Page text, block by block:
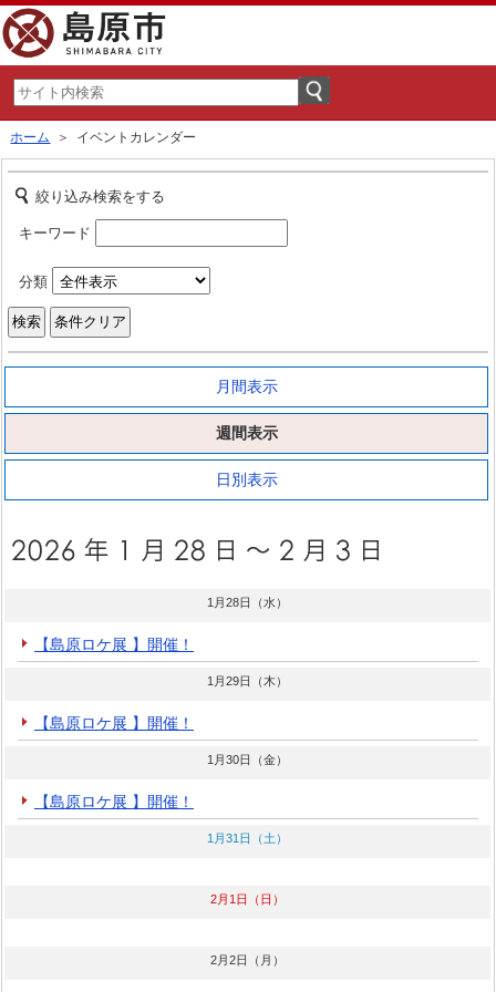
ホーム ＞ イベントカレンダー
絞り込み検索をする
キーワード
分類
月間表示
週間表示
日別表示
1月28日（水）
【島原ロケ展 】開催！
1月29日（木）
【島原ロケ展 】開催！
1月30日（金）
【島原ロケ展 】開催！
1月31日（土）
2月1日（日）
2月2日（月）